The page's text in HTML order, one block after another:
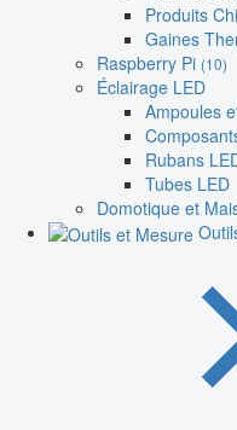
Produits
Gaines
Raspberry Pi (10)
Éclairage LED
Ampoules
Rubans
Tubes LED
Domotique et